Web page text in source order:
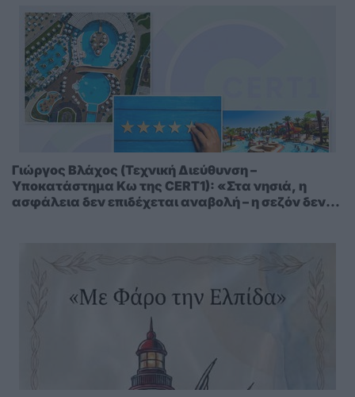
Γιώργος Βλάχος (Τεχνική Διεύθυνση –
Υποκατάστημα Κω της CERT1): «Στα νησιά, η
ασφάλεια δεν επιδέχεται αναβολή – η σεζόν δεν